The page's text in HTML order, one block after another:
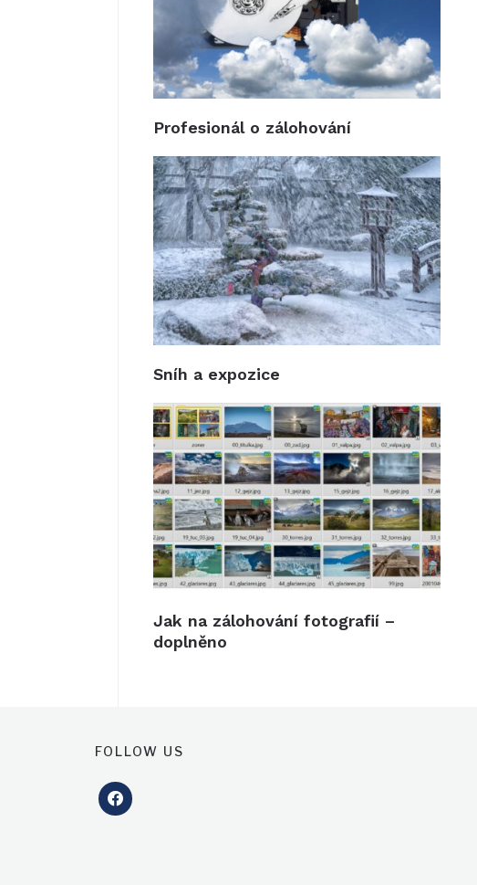
Profesionál o zálohování
Sníh a expozice
Jak na zálohování fotografií –
doplněno
FOLLOW US
facebook